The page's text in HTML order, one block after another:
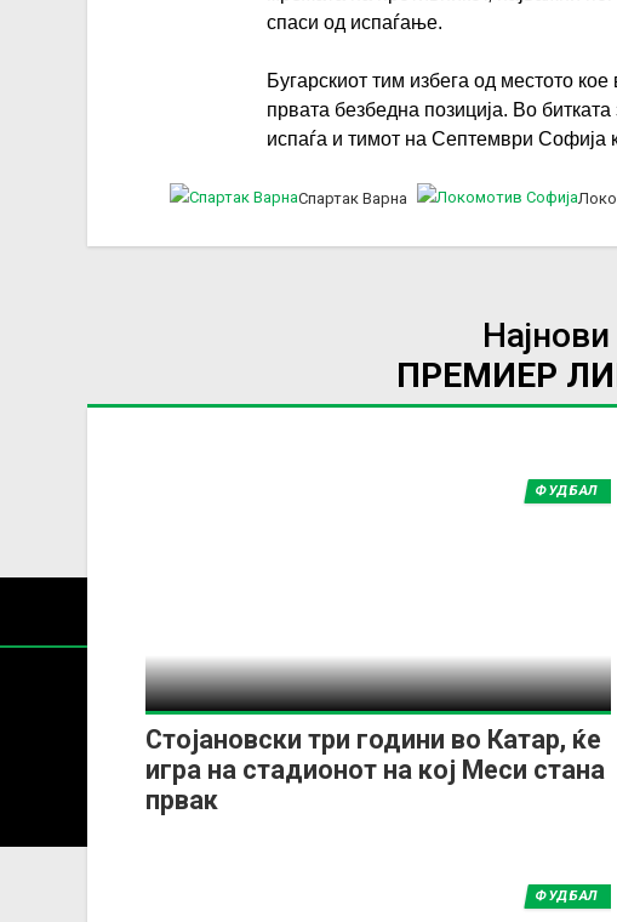
спаси од испаѓање.
Бугарскиот тим избега од местото
првата безбедна позиција. Во
испаѓа и тимот на Септември Софија
Спартак Варна
ПРЕМИЕР
Стојановски три години во Катар, ќе
игра на стадионот на кој Меси стана
првак
ФУДБАЛ
ФУДБАЛ
Содржините на
За секоја форма на распространување, репродукција или